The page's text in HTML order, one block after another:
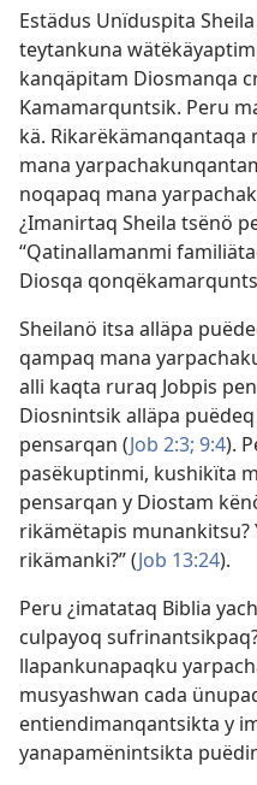
Estädus Unïduspita
teytankuna
kanqäpitam Diosmanqa
Kamamarquntsik. Peru
kä.
mana
noqapaq mana
¿Imanirtaq Sheila tsënö
“Qatinallamanmi
Diosqa
Sheilanö itsa alläpa
qampaq mana
alli kaqta ruraq Jobpis
Diosnintsik alläpa
pensarqan (Job 2:3; 9:4).
pasëkuptinmi, kushikïta
pensarqan y Diostam
rikämëtapis munankitsu?
rikämanki?” (Job 13:24).
Peru ¿imatataq Biblia
culpayoq
llapankunapaqku
musyashwan cada
entiendimanqantsikta y
yanapamënintsikta